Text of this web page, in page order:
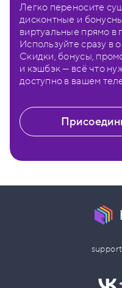
Легко переносите
дисконтные и
виртуальные прямо
Используйте сразу в
Скидки, бонусы,
и кэшбэк — всё что
доступно в вашем